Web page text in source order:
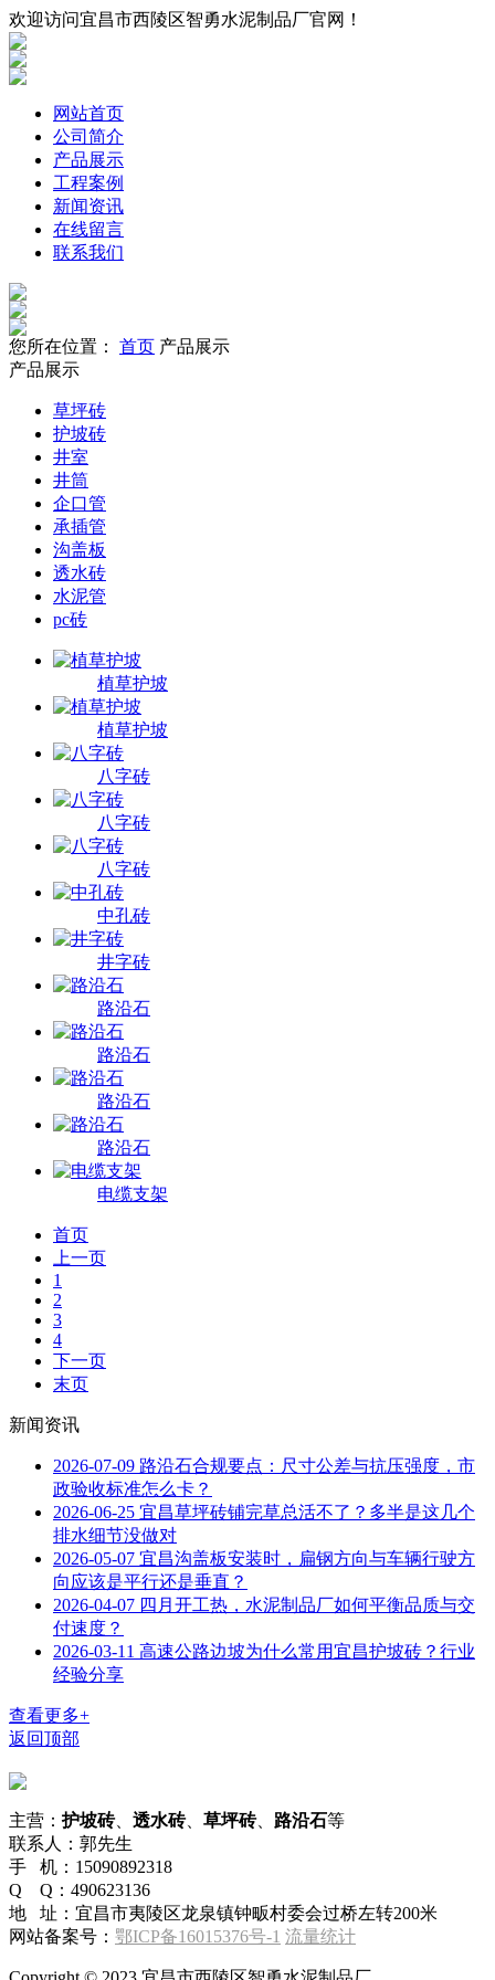
欢迎访问宜昌市西陵区智勇水泥制品厂官网！
网站首页
公司简介
产品展示
工程案例
新闻资讯
在线留言
联系我们
您所在位置： 首页 产品展示
产品展示
草坪砖
护坡砖
井室
井筒
企口管
承插管
沟盖板
透水砖
水泥管
pc砖
植草护坡
植草护坡
八字砖
八字砖
八字砖
中孔砖
井字砖
路沿石
路沿石
路沿石
路沿石
电缆支架
首页
上一页
1
2
3
4
下一页
末页
新闻资讯
2026-07-09 路沿石合规要点：尺寸公差与抗压强度，市
政验收标准怎么卡？
2026-06-25 宜昌草坪砖铺完草总活不了？多半是这几个
排水细节没做对
2026-05-07 宜昌沟盖板安装时，扁钢方向与车辆行驶方
向应该是平行还是垂直？
2026-04-07 四月开工热，水泥制品厂如何平衡品质与交
付速度？
2026-03-11 高速公路边坡为什么常用宜昌护坡砖？行业
经验分享
查看更多+
返回顶部
主营： 护坡砖、 透水砖、 草坪砖、 路沿石等
联系人：郭先生
手 机：15090892318
Q Q：490623136
地 址：宜昌市夷陵区龙泉镇钟畈村委会过桥左转200米
网站备案号： 鄂ICP备16015376号-1 流量统计